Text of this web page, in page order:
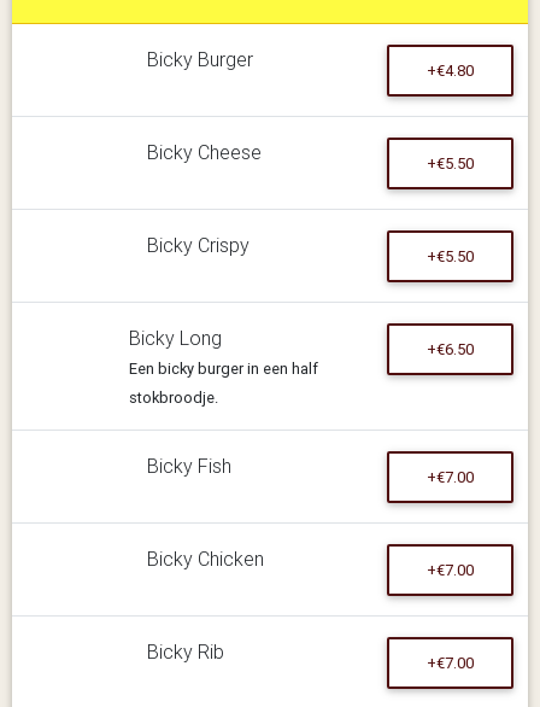
Bicky Burger +€4.80
Bicky Cheese +€5.50
Bicky Crispy +€5.50
Bicky Long
Een bicky burger in een half
stokbroodje.
+€6.50
Bicky Fish +€7.00
Bicky Chicken +€7.00
Bicky Rib +€7.00